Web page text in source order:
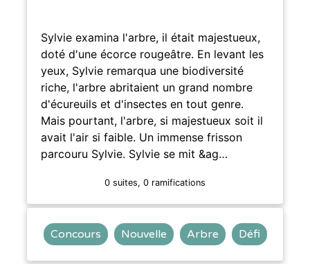
Sylvie examina l'arbre, il était majestueux,
doté d'une écorce rougeâtre. En levant les
yeux, Sylvie remarqua une biodiversité
riche, l'arbre abritaient un grand nombre
d'écureuils et d'insectes en tout genre.
Mais pourtant, l'arbre, si majestueux soit il
avait l'air si faible. Un immense frisson
parcouru Sylvie. Sylvie se mit &ag…
0 suites, 0 ramifications
Concours Nouvelle Arbre Défi